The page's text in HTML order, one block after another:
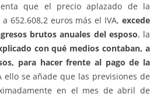
que el precio aplazado de la
652.608,2 euros más el IVA, excede
brutos anuales del esposo, la
con qué medios contaban, a
para hacer frente al pago de la
ello se añade que las previsiones de
en el mes de abril de